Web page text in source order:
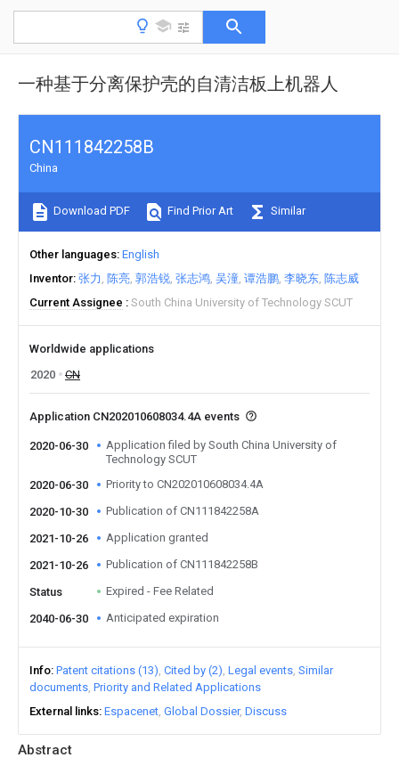
一种基于分离保护壳的自清洁板上机器人
Abstract
CN111842258B
China
Download PDF Find Prior Art Similar
Other languages English
Inventor 张力 陈亮 郭浩锐 张志鸿 吴潼 谭浩鹏 李晓东 陈志威
Current Assignee
South China University of Technology SCUT
Worldwide applications
2020
CN
Application CN202010608034.4A events
2020-06-30
Application filed by South China University of
Technology SCUT
2020-06-30
Priority to CN202010608034.4A
2020-10-30 Publication of CN111842258A
2021-10-26 Application granted
2021-10-26 Publication of CN111842258B
Status Expired - Fee Related
2040-06-30 Anticipated expiration
Info Patent citations (13) Cited by (2) Legal events Similar
documents Priority and Related Applications
External links Espacenet Global Dossier Discuss